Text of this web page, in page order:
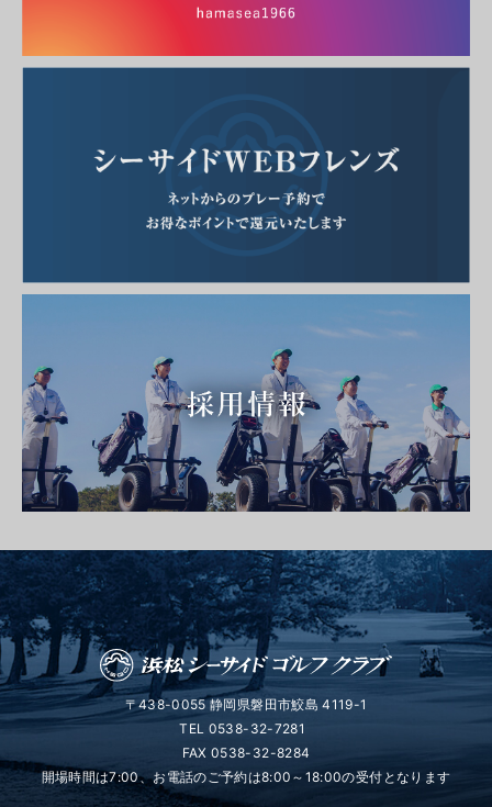
〒438-0055 静岡県磐田市鮫島 4119-1
TEL 0538-32-7281
FAX 0538-32-8284
開場時間は7:00、お電話のご予約は8:00～18:00の受付となります